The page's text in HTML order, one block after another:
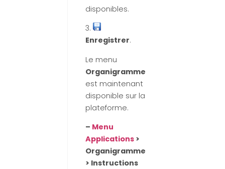
disponibles.
3.
Enregistrer.
Le menu
Organigramme
est maintenant
disponible sur la
plateforme.
– Menu
Applications >
Organigramme
> Instructions